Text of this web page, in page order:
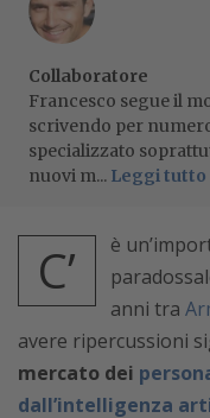
Collaboratore
Francesco segue il
scrivendo per
specializzato
nuovi m... Leggi tutto
C’
è
anni tra
avere ripercussioni
mercato dei
dall’intelligenza